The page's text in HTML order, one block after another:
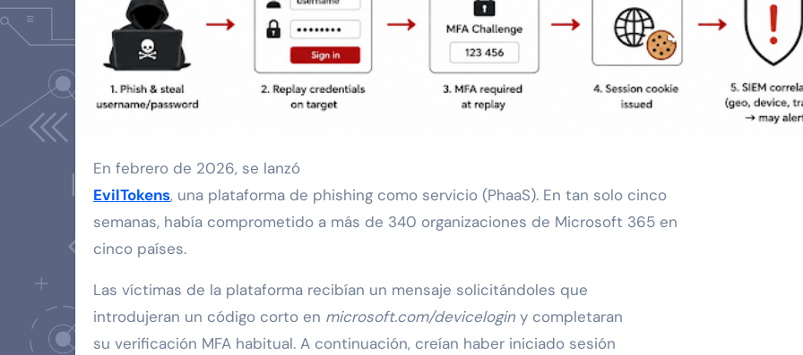
En febrero de 2026, se lanzó
EvilTokens, una plataforma de phishing como servicio (PhaaS). En tan solo cinco
semanas, había comprometido a más de 340 organizaciones de Microsoft 365 en
cinco países.
Las víctimas de la plataforma recibían un mensaje solicitándoles que
introdujeran un código corto en microsoft.com/devicelogin y completaran
su verificación MFA habitual. A continuación, creían haber iniciado sesión